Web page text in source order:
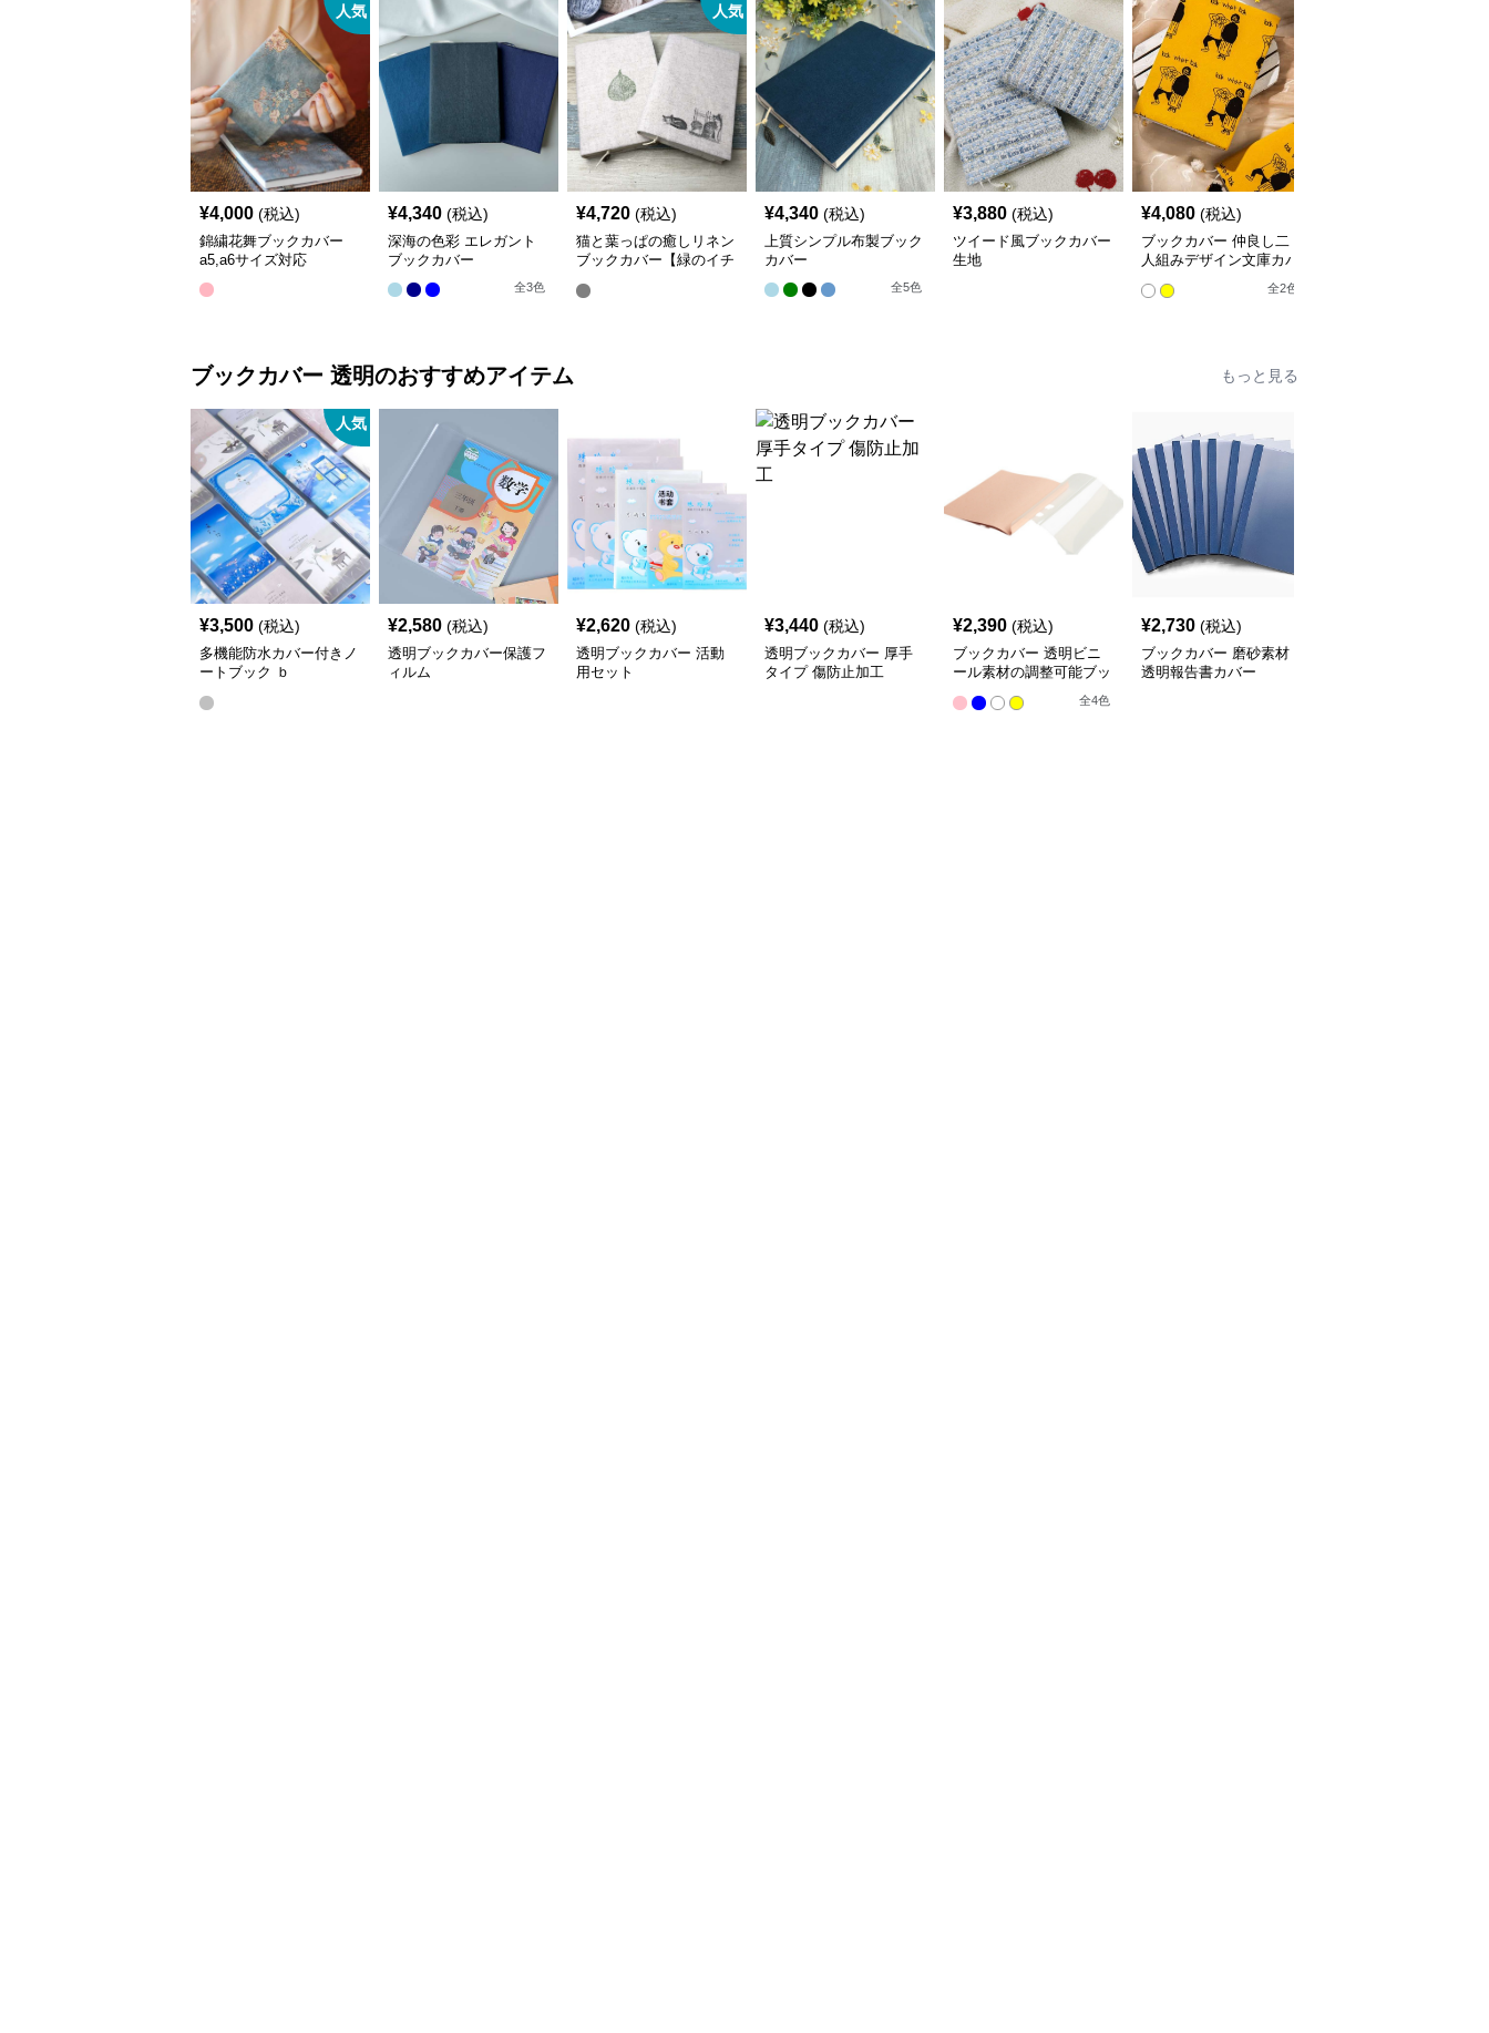
人気
¥4,000 (税込)
錦繍花舞ブックカバー
a5,a6サイズ対応
¥4,340 (税込)
深海の色彩 エレガント
ブックカバー
全3色
人気
¥4,720 (税込)
猫と葉っぱの癒しリネン
ブックカバー【緑のイチ
¥4,340 (税込)
上質シンプル布製ブック
カバー
全5色
¥3,880 (税込)
ツイード風ブックカバー
生地
¥4,080 (税込)
ブックカバー 仲良し二
人組みデザイン文庫カバ
全2色
ブックカバー 透明のおすすめアイテム もっと見る
人気
¥3,500 (税込)
多機能防水カバー付きノ
ートブック ｂ
¥2,580 (税込)
透明ブックカバー保護フ
ィルム
¥2,620 (税込)
透明ブックカバー 活動
用セット
¥3,440 (税込)
透明ブックカバー 厚手
タイプ 傷防止加工
¥2,390 (税込)
ブックカバー 透明ビニ
ール素材の調整可能ブッ
全4色
¥2,730 (税込)
ブックカバー 磨砂素材
透明報告書カバー